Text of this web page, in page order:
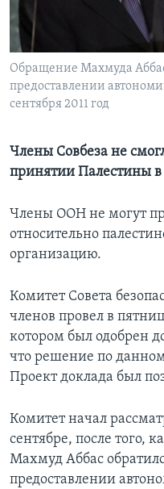
Learning English
СОЦИАЛЬНЫЕ СЕТИ
Языки
Обращение Махмуда
предоставлении
сентября 2011 год
Члены Совбеза не
принятии Палестины
Члены ООН не могут
относительно
организацию.
Комитет Совета
членов провел в
котором был одобрен
что решение по
Проект доклада был
Комитет начал
сентябре, после того,
Махмуд Аббас
предоставлении